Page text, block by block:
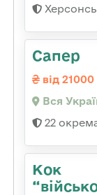
Сапер
від
Вся
22
Кок